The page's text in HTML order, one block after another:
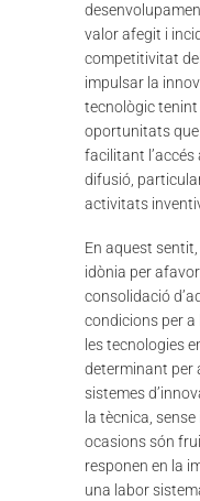
valor afegit i
competitivitat
impulsar la
tecnològic tenint
oportunitats que
facilitant l’accés
difusió,
activitats
En aquest
idònia per
consolidació
condicions per a
les tecnologies
determinant per
sistemes
la tècnica,
ocasions són
responen en la
una labor